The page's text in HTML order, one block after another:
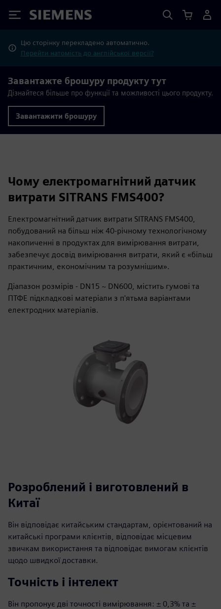
Siemens
Цю сторінку перекладено автоматично.
Перейти натомість до англійської версії?
Завантажте брошуру продукту тут
Дізнайтеся більше про функції та можливості цього продукту.
Завантажити брошуру
Чому електромагнітний датчик
витрати SITRANS FMS400?
Електромагнітний датчик витрати SITRANS FMS400,
побудований на більш ніж 40-річному технологічному
накопиченні в продуктах для вимірювання витрати,
забезпечує досвід вимірювання витрати, який є «більш
практичним, економічним та розумнішим».
Діапазон розмірів - DN15 ~ DN600, містить гумові та
ПТФЕ підкладкові матеріали з п'ятьма варіантами
електродних матеріалів.
Розроблений і виготовлений в
Китаї
Він відповідає китайським стандартам, орієнтований на
китайські програми клієнтів, відповідає місцевим
звичкам використання та відповідає вимогам клієнтів
щодо швидкої доставки.
Точність і інтелект
Він пропонує дві точності вимірювання: ± 0,3% та ±